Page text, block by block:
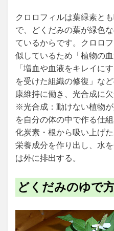
クロロフィルは葉緑素と
で、どくだみの葉が緑色
ているからです。クロロ
似しているため「植物の
「増血や血液をキレイに
を受けた組織の修復」な
康維持に働き、光合成に
※光合成：動けない植物が
を自分の体の中で作る仕
化炭素・根から吸い上げ
栄養成分を作り出し、水
は外に排出する。
どくだみのゆで